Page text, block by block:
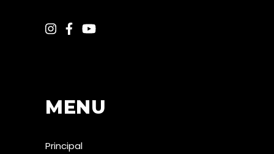
MENU
Principal